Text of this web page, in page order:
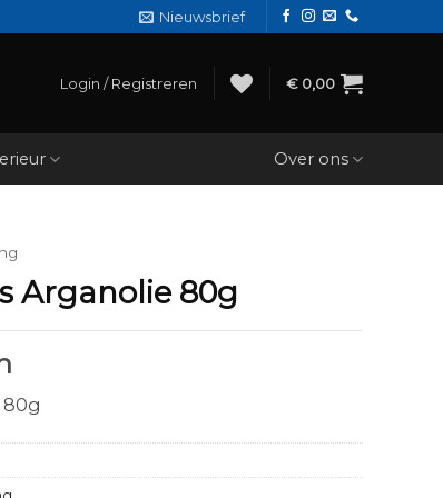
Nieuwsbrief
Login / Registreren € 0,00
Over ons
Arganolie 80g
80g